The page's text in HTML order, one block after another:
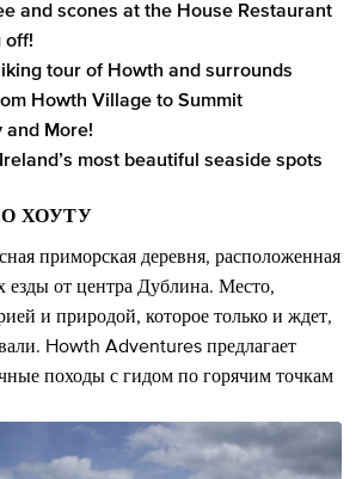
and scones at the House Restaurant
off!
tour of Howth and surrounds
Howth Village to Summit
and More!
most beautiful seaside spots
ХОУТУ
приморская деревня, расположенная
езды от центра Дублина. Место,
и природой, которое только и ждет,
Howth Adventures предлагает
походы с гидом по горячим точкам